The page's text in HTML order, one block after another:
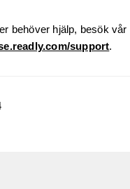
behöver hjälp, besök vår
support.